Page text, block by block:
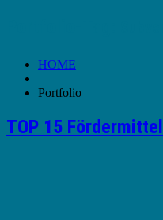
HOME
Portfolio
TOP 15 Fördermittel